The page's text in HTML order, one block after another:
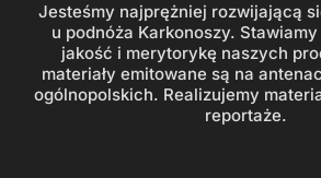
Jesteśmy najprężniej rozwijającą
u podnóża Karkonoszy.
jakość i merytorykę naszych
materiały emitowane są na
ogólnopolskich. Realizujemy
reportaże.